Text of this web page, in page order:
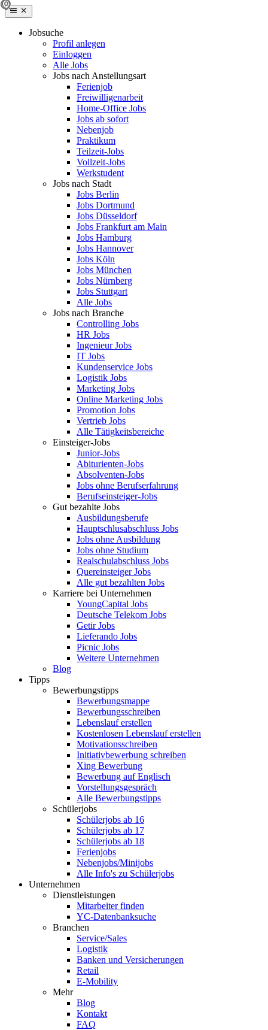
Jobsuche
Profil anlegen
Einloggen
Alle Jobs
Jobs nach Anstellungsart
Ferienjob
Freiwilligenarbeit
Home-Office Jobs
Jobs ab sofort
Nebenjob
Praktikum
Teilzeit-Jobs
Vollzeit-Jobs
Werkstudent
Jobs nach Stadt
Jobs Berlin
Jobs Dortmund
Jobs Düsseldorf
Jobs Frankfurt am Main
Jobs Hamburg
Jobs Hannover
Jobs Köln
Jobs München
Jobs Nürnberg
Jobs Stuttgart
Alle Jobs
Jobs nach Branche
Controlling Jobs
HR Jobs
Ingenieur Jobs
IT Jobs
Kundenservice Jobs
Logistik Jobs
Marketing Jobs
Online Marketing Jobs
Promotion Jobs
Vertrieb Jobs
Alle Tätigkeitsbereiche
Einsteiger-Jobs
Junior-Jobs
Abiturienten-Jobs
Absolventen-Jobs
Jobs ohne Berufserfahrung
Berufseinsteiger-Jobs
Gut bezahlte Jobs
Ausbildungsberufe
Hauptschlusabschluss Jobs
Jobs ohne Ausbildung
Jobs ohne Studium
Realschulabschluss Jobs
Quereinsteiger Jobs
Alle gut bezahlten Jobs
Karriere bei Unternehmen
YoungCapital Jobs
Deutsche Telekom Jobs
Getir Jobs
Lieferando Jobs
Picnic Jobs
Weitere Unternehmen
Blog
Tipps
Bewerbungstipps
Bewerbungsmappe
Bewerbungsschreiben
Lebenslauf erstellen
Kostenlosen Lebenslauf erstellen
Motivationsschreiben
Initiativbewerbung schreiben
Xing Bewerbung
Bewerbung auf Englisch
Vorstellungsgespräch
Alle Bewerbungstipps
Schülerjobs
Schülerjobs ab 16
Schülerjobs ab 17
Schülerjobs ab 18
Ferienjobs
Nebenjobs/Minijobs
Alle Info's zu Schülerjobs
Unternehmen
Dienstleistungen
Mitarbeiter finden
YC-Datenbanksuche
Branchen
Service/Sales
Logistik
Banken und Versicherungen
Retail
E-Mobility
Mehr
Blog
Kontakt
FAQ